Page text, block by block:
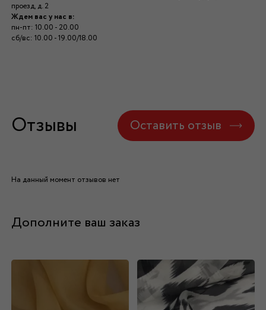
проезд, д. 2
Ждем вас у нас в:
пн-пт: 10.00 - 20.00
сб/вс: 10.00 - 19.00/18.00
Отзывы Оставить отзыв
На данный момент отзывов нет
Дополните ваш заказ